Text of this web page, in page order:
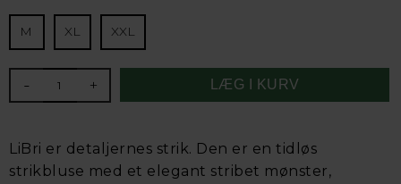
M XL XXL
- +
LiBri er detaljernes strik. Den er en tidløs
strikbluse med et elegant stribet mønster,